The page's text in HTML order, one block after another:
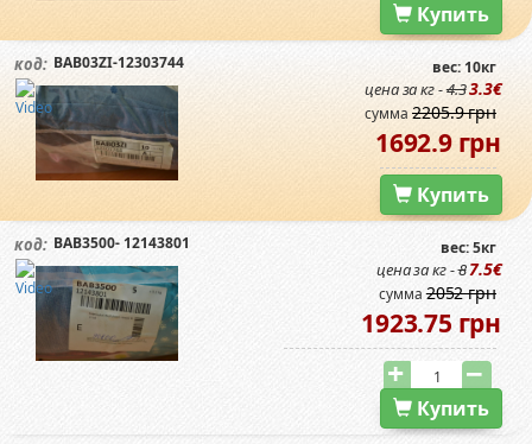
Купить
код: BAB03ZI-12303744 вес: 10кг
цена за кг -4.33.3€
сумма 2205.9 грн
1692.9 грн
Купить
код: BAB3500- 12143801 вес: 5кг
цена за кг -87.5€
сумма2052 грн
1923.75 грн
Купить